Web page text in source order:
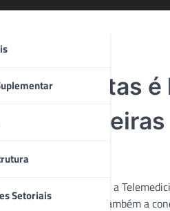
Setoriais
fronteiras
de Covid-19, a
online
, como também a